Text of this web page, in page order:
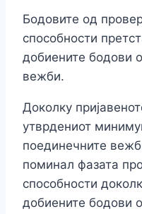
Бодовите од
способности
добиените бодови
вежби.
Доколку
утврдениот
поединечните
поминал фазата
способности
добиените бодови